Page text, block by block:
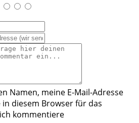
Namen, meine E-Mail-Adresse
diesem Browser für das
kommentiere